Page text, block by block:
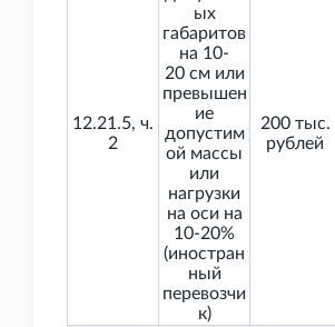
12.21.5, ч.
2
ых
габаритов
на 10-
20 см или
превышен
ие
допустим
ой массы
или
нагрузки
на оси на
10-20%
(иностран
ный
перевозчи
к)
200 тыс.
рублей